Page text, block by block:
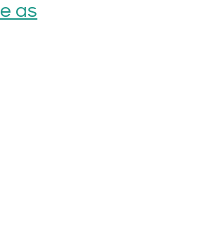
as